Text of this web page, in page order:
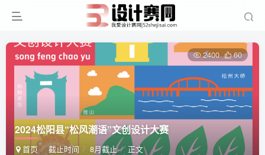
2024松阳县“松风潮语”文创设计大赛
首页 截止时间 8月截止 正文
2400 60